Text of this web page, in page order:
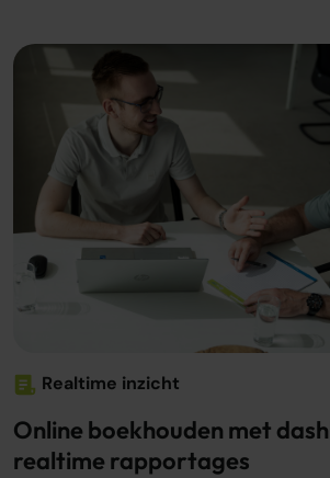
Realtime inzicht
Online boekhouden met
realtime rapportages